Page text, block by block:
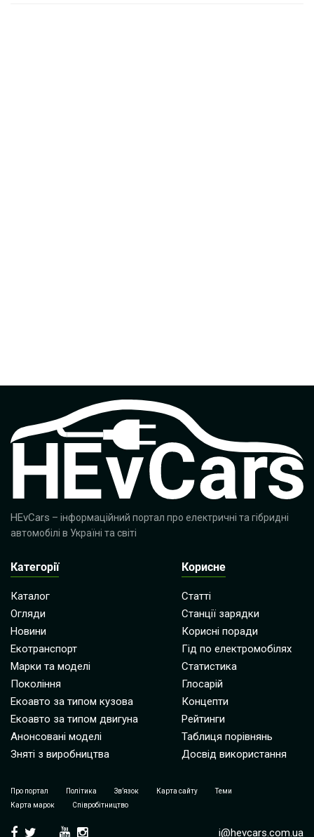
HEvCars – інформаційний портал про електричні та гібридні
автомобілі в Україні та світі
Категорії
Каталог
Огляди
Новини
Екотранспорт
Марки та моделі
Покоління
Екоавто за типом кузова
Екоавто за типом двигуна
Анонсовані моделі
Зняті з виробництва
Корисне
Статті
Станції зарядки
Корисні поради
Гід по електромобілях
Статистика
Глосарій
Концепти
Рейтинги
Таблиця порівнянь
Досвід використання
Про портал Політика Зв’язок Карта сайту
Теми
Карта марок
Співробітництво
i@hevcars.com.ua